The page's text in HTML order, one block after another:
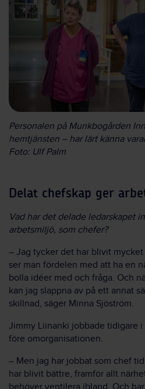
Personalen på Munkbogården
hemtjänsten – har lärt känna
Foto: Ulf Palm
Delat chefskap ger
Vad har det delade ledarskapet
arbetsmiljö, som chefer?
– Jag tycker det har blivit
ser man fördelen med att ha en
bolla idéer med och fråga. Och
kan jag slappna av på ett annat
skillnad, säger Minna Sjöström.
Jimmy Liinanki jobbade tidigare
före omorganisationen.
– Men jag har jobbat som chef
har blivit bättre, framför allt